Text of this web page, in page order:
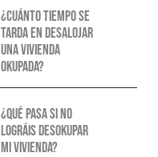
¿Cuánto tiempo se
tarda en desalojar
una vivienda
okupada?
¿Qué pasa si no
lográis desokupar
mi vivienda?